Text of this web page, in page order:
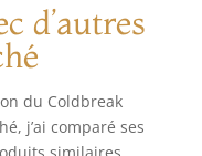
d’autres
du Coldbreak
j’ai comparé ses